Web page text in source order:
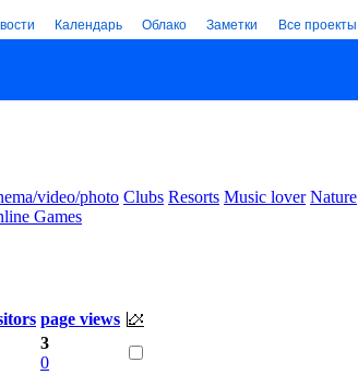
Календарь Облако Заметки Все проекты
video/photo Clubs Resorts Music lover Nature
Games
page views
3
0